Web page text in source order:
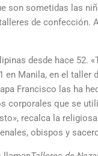
son sometidas las
de confección.
desde hace 52.
Manila, en el taller
Francisco las ha
corporales que se
recalca la
obispos y